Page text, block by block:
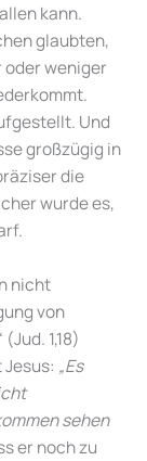
kann.
glaubten,
oder weniger
Und
großzügig in
die
wurde es,
nicht
von
1,18)
„Es
sehen
er noch zu